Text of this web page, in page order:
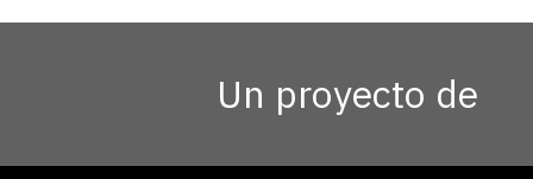
Un proyecto de